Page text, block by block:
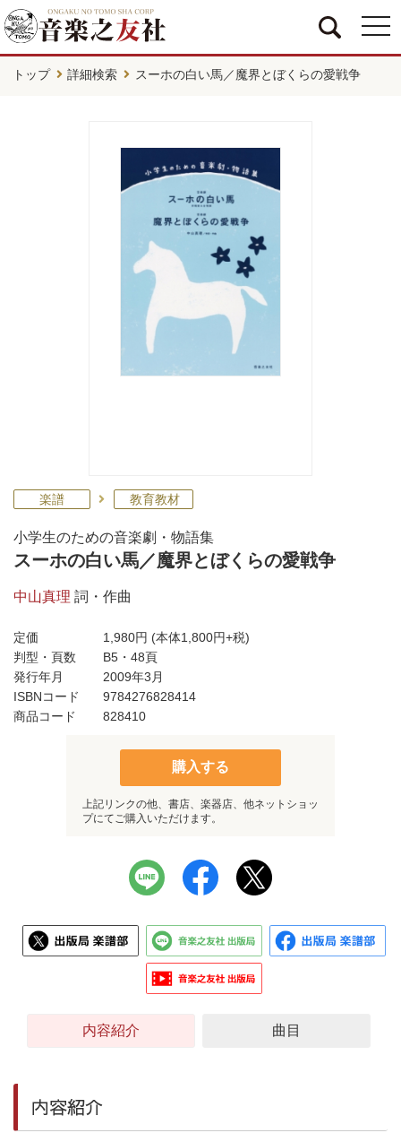
トップ 詳細検索 スーホの白い馬／魔界とぼくらの愛戦争
楽譜 教育教材
小学生のための音楽劇・物語集
スーホの白い馬／魔界とぼくらの愛戦争
中山真理 詞・作曲
定価 1,980円 (本体1,800円+税)
判型・頁数
B5・48頁
発行年月
2009年3月
ISBNコード
9784276828414
商品コード
828410
購入する
上記リンクの他、書店、楽器店、他ネットショッ
プにてご購入いただけます。
内容紹介 曲目
内容紹介